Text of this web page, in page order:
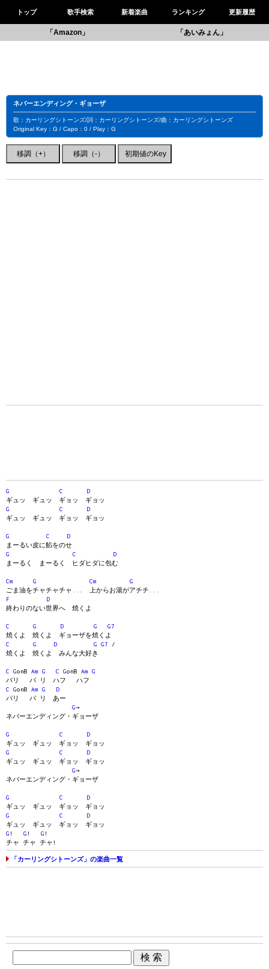
トップ 歌手検索 新着楽曲 ランキング 更新履歴
「Amazon」 「あいみょん」
ネバーエンディング・ギョーザ
歌：カーリングシトーンズ/詞：カーリングシトーンズ/曲：カーリングシトーンズ
Original Key：G / Capo：0 / Play：G
G C
D
ギュッ ギュッ ギョッ ギョッ
G
C
D
ギュッ ギュッ ギョッ ギョッ
G C
D
まーるい皮に餡をのせ
G
C
D
まーるく まーるく ヒダヒダに包む
Cm G Cm
G
ごま油をチャチャチャ... 上からお湯がアチチ...
F
D
終わりのない世界へ 焼くよ
C G D G
G7
焼くよ 焼くよ ギョーザを焼くよ
C
G D G G7 /
焼くよ 焼くよ みんな大好き
C GonB Am G C GonB Am
G
パリ パ リ ハフ ハフ
C
GonB Am G
D
パリ パ リ あー
G→
ネバーエンディング・ギョーザ
G C
D
ギュッ ギュッ ギョッ ギョッ
G
C
D
ギュッ ギュッ ギョッ ギョッ
G→
ネバーエンディング・ギョーザ
G C
D
ギュッ ギュッ ギョッ ギョッ
G
C
D
ギュッ ギュッ ギョッ ギョッ
G ! G ! G !
チャ チャ チャ!
「カーリングシトーンズ」の楽曲一覧